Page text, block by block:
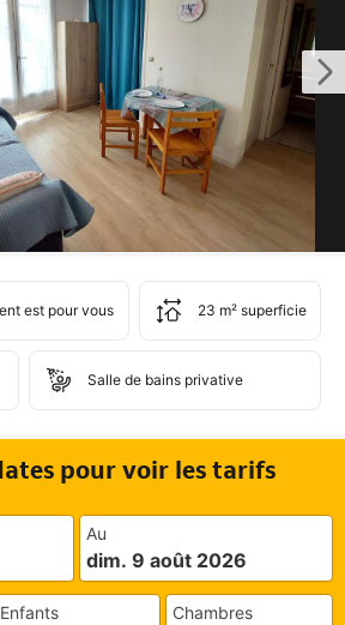
est pour vous 23 m² superficie
Salle de bains privative
pour voir les tarifs
Au
dim. 9 août 2026
Enfants Chambres